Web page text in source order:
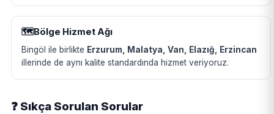
🗺️Bölge Hizmet Ağı
Bingöl ile birlikte Erzurum, Malatya, Van, Elazığ, Erzincan
illerinde de aynı kalite standardında hizmet veriyoruz.
❓ Sıkça Sorulan Sorular